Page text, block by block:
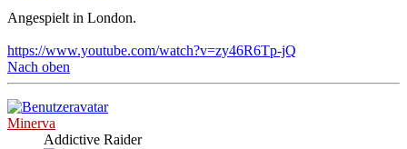
Angespielt in London.
https://www.youtube.com/watch?v=zy46R6Tp-jQ
Nach oben
Minerva
Addictive Raider